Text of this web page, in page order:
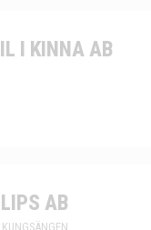
I KINNA AB
AB